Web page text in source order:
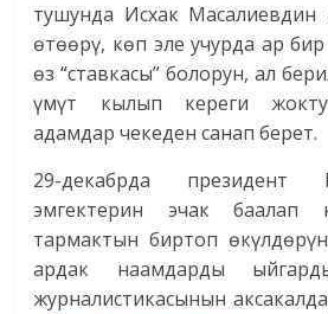
тушунда Исхак Масалиевдин
өтөөрү, көп эле учурда ар
өз “ставкасы” болорун, ал
үмүт кылып кереги
адамдар чекеден санап берет.
29-декабрда президент
эмгектерин эчак баалап
тармактын биртоп
ардак наамдарды
журналистикасынын